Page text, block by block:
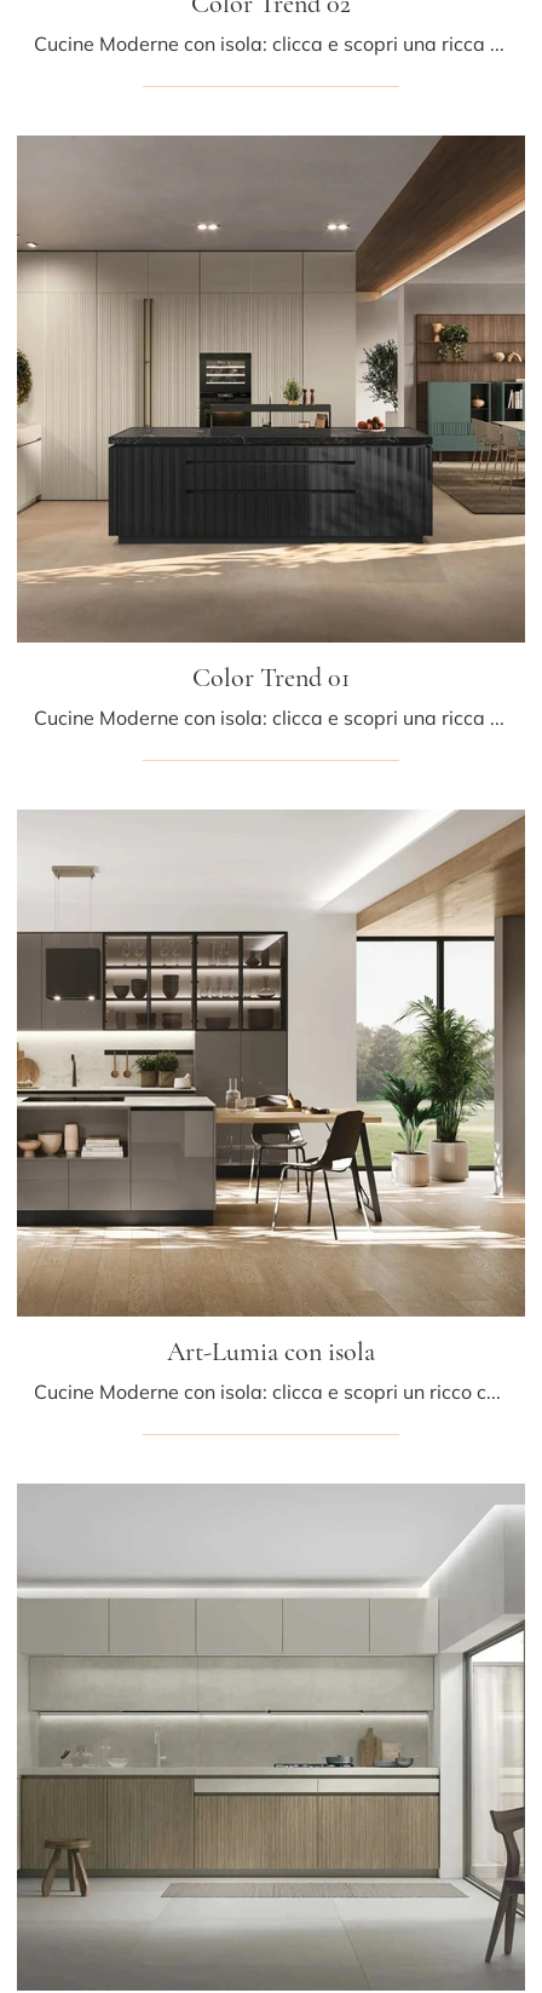
Cucine Moderne con isola: clicca e scopri una ricca gamma di soluzioni dell'azienda Stosa, tra cui il modello Color Trend 02.
Color Trend 01
Cucine Moderne con isola: clicca e scopri una ricca gamma di soluzioni del marchio Stosa, tra cui il modello Color Trend 01.
Art-Lumia con isola
Cucine Moderne con isola: clicca e scopri un ricco catalogo di soluzioni del brand Stosa, tra cui il modello Art-Lumia con isola.